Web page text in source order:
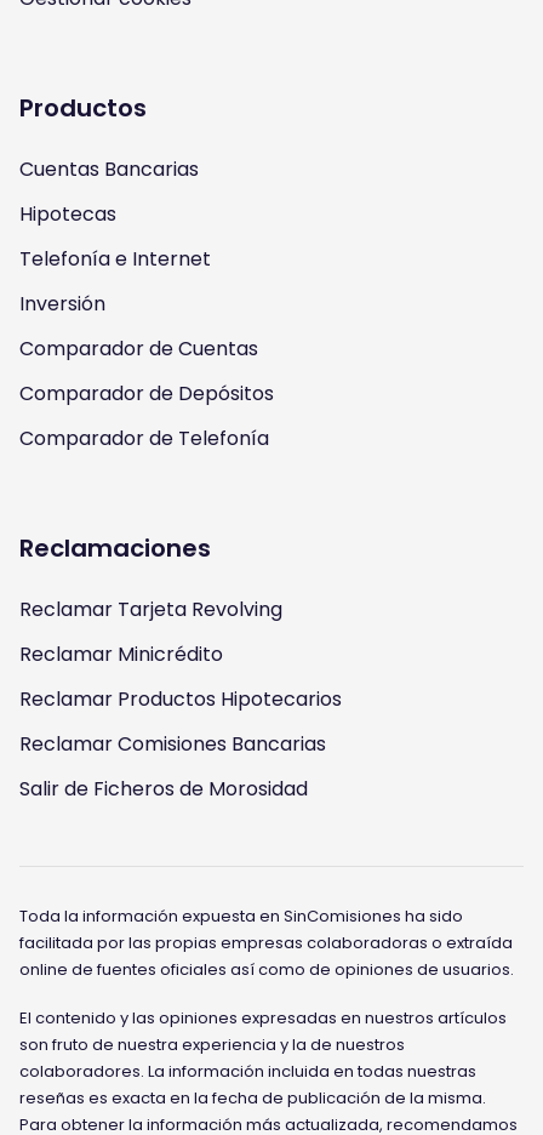
a
a
m
u
b
k
t
Productos
Cuentas Bancarias
Hipotecas
Telefonía e Internet
Inversión
Comparador de Cuentas
Comparador de Depósitos
Comparador de Telefonía
Reclamaciones
Reclamar Tarjeta Revolving
Reclamar Minicrédito
Reclamar Productos Hipotecarios
Reclamar Comisiones Bancarias
Salir de Ficheros de Morosidad
Toda la información expuesta en SinComisiones ha sido
facilitada por las propias empresas colaboradoras o extraída
online de fuentes oficiales así como de opiniones de usuarios.
El contenido y las opiniones expresadas en nuestros artículos
son fruto de nuestra experiencia y la de nuestros
colaboradores. La información incluida en todas nuestras
reseñas es exacta en la fecha de publicación de la misma.
Para obtener la información más actualizada, recomendamos